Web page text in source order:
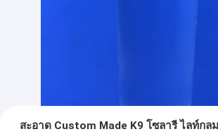
สะอาด Custom Made K9 โซลารี ไลท์กล